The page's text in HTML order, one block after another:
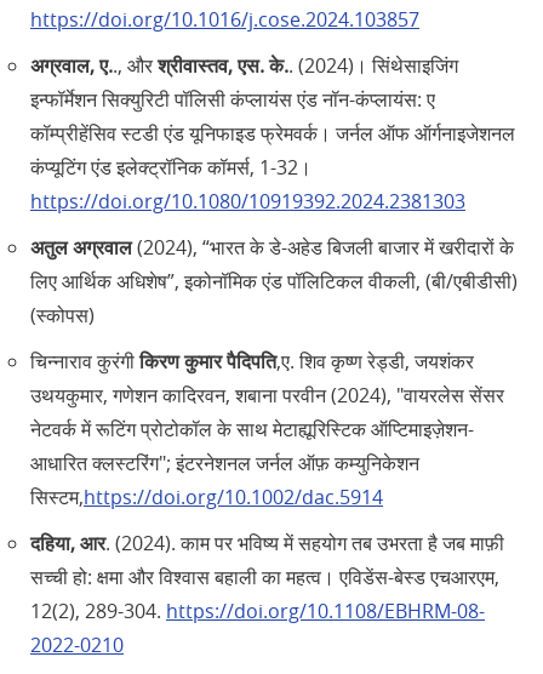
https://doi.org/10.1016/j.cose.2024.103857
अग्रवाल, ए.., औरश्रीवास्तव, एस. के.. (2024)। सिंथेसाइजिंग
इन्फॉर्मेशन सिक्युरिटी पॉलिसी कंप्लायंस एंड नॉन-कंप्लायंस: ए
कॉम्प्रीहेंसिव स्टडी एंड यूनिफाइड फ्रेमवर्क। जर्नल ऑफ ऑर्गनाइजेशनल
कंप्यूटिंग एंड इलेक्ट्रॉनिक कॉमर्स, 1-32।
https://doi.org/10.1080/10919392.2024.2381303
अतुल अग्रवाल(2024), “भारत के डे-अहेड बिजली बाजार में खरीदारों के
लिए आर्थिक अधिशेष”, इकोनॉमिक एंड पॉलिटिकल वीकली, (बी/एबीडीसी)
(स्कोपस)
चिन्नाराव कुरंगीकिरण कुमार पैदिपति,ए. शिव कृष्ण रेड्डी, जयशंकर
उथयकुमार, गणेशन कादिरवन, शबाना परवीन (2024), "वायरलेस सेंसर
नेटवर्क में रूटिंग प्रोटोकॉल के साथ मेटाह्यूरिस्टिक ऑप्टिमाइज़ेशन-
आधारित क्लस्टरिंग"; इंटरनेशनल जर्नल ऑफ़ कम्युनिकेशन
सिस्टम,https://doi.org/10.1002/dac.5914
दहिया, आर. (2024). काम पर भविष्य में सहयोग तब उभरता है जब माफ़ी
सच्ची हो: क्षमा और विश्वास बहाली का महत्व। एविडेंस-बेस्ड एचआरएम,
12(2), 289-304. https://doi.org/10.1108/EBHRM-08-
2022-0210